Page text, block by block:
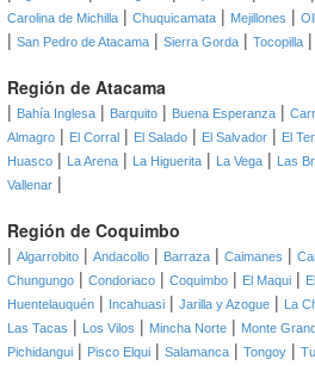
Carolina de Michilla | Chuquicamata | Mejillones |
| San Pedro de Atacama | Sierra Gorda | Tocopilla |
Región de Atacama
| Bahía Inglesa | Barquito | Buena Esperanza |
Almagro | El Corral | El Salado | El Salvador | El
Huasco | La Arena | La Higuerita | La Vega | Las
Vallenar |
Región de Coquimbo
| Algarrobito | Andacollo | Barraza | Caimanes |
Chungungo | Condoriaco | Coquimbo | El Maqui |
Huentelauquén | Incahuasi | Jarilla y Azogue | La
Las Tacas | Los Vilos | Mincha Norte | Monte
Pichidangui | Pisco Elqui | Salamanca | Tongoy |